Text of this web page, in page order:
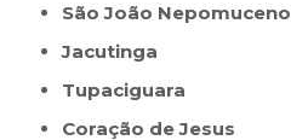
São João Nepomuceno
Jacutinga
Tupaciguara
Coração de Jesus